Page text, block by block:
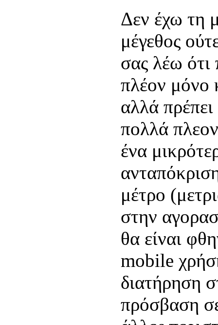
Δεν έχω τη
μέγεθος
σας λέω ότι
πλέον μόνο
αλλά
πολλά
ένα
μέτρο
στην
θα είναι
mobile
διατήρηση
πρόσβαση